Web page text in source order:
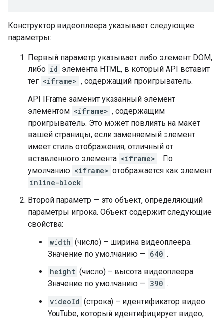
Конструктор видеоплеера указывает следующие
параметры:
Первый параметр указывает либо элемент DOM,
либо id элемента HTML, в который API вставит
тег <iframe> , содержащий проигрыватель.
API IFrame заменит указанный элемент
элементом <iframe> , содержащим
проигрыватель. Это может повлиять на макет
вашей страницы, если заменяемый элемент
имеет стиль отображения, отличный от
вставленного элемента <iframe> . По
умолчанию <iframe> отображается как элемент
inline-block .
Второй параметр — это объект, определяющий
параметры игрока. Объект содержит следующие
свойства:
width (число) – ширина видеоплеера.
Значение по умолчанию — 640 .
height (число) – высота видеоплеера.
Значение по умолчанию — 390 .
videoId (строка) – идентификатор видео
YouTube, который идентифицирует видео,